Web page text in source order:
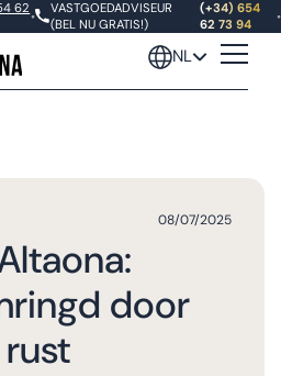
62
•
VASTGOEDADVISEUR
(BEL NU GRATIS!)
(+34) 654
62 73 94
•
NL
08/07/2025
door